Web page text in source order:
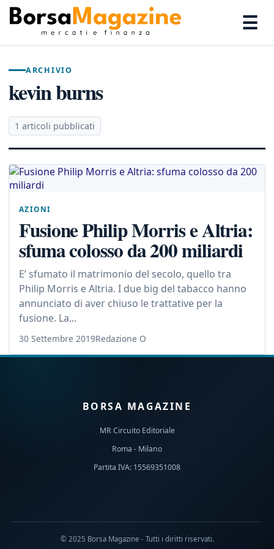
☰
ARCHIVIO
kevin burns
1 articoli pubblicati
AZIONI
Fusione Philip Morris e Altria:
sfuma colosso da 200 miliardi
E’ sfumato il matrimonio del secolo, quello tra
Philip Morris e Altria. I due big del tabacco hanno
annunciato di aver chiuso le trattative per la
fusione. La...
30 Settembre 2019Redazione O
BORSA MAGAZINE
MR Circuito Editoriale
Roma - Milano
Partita IVA: 15569351008
© 2025 Borsa Magazine - Tutti i diritti riservati.